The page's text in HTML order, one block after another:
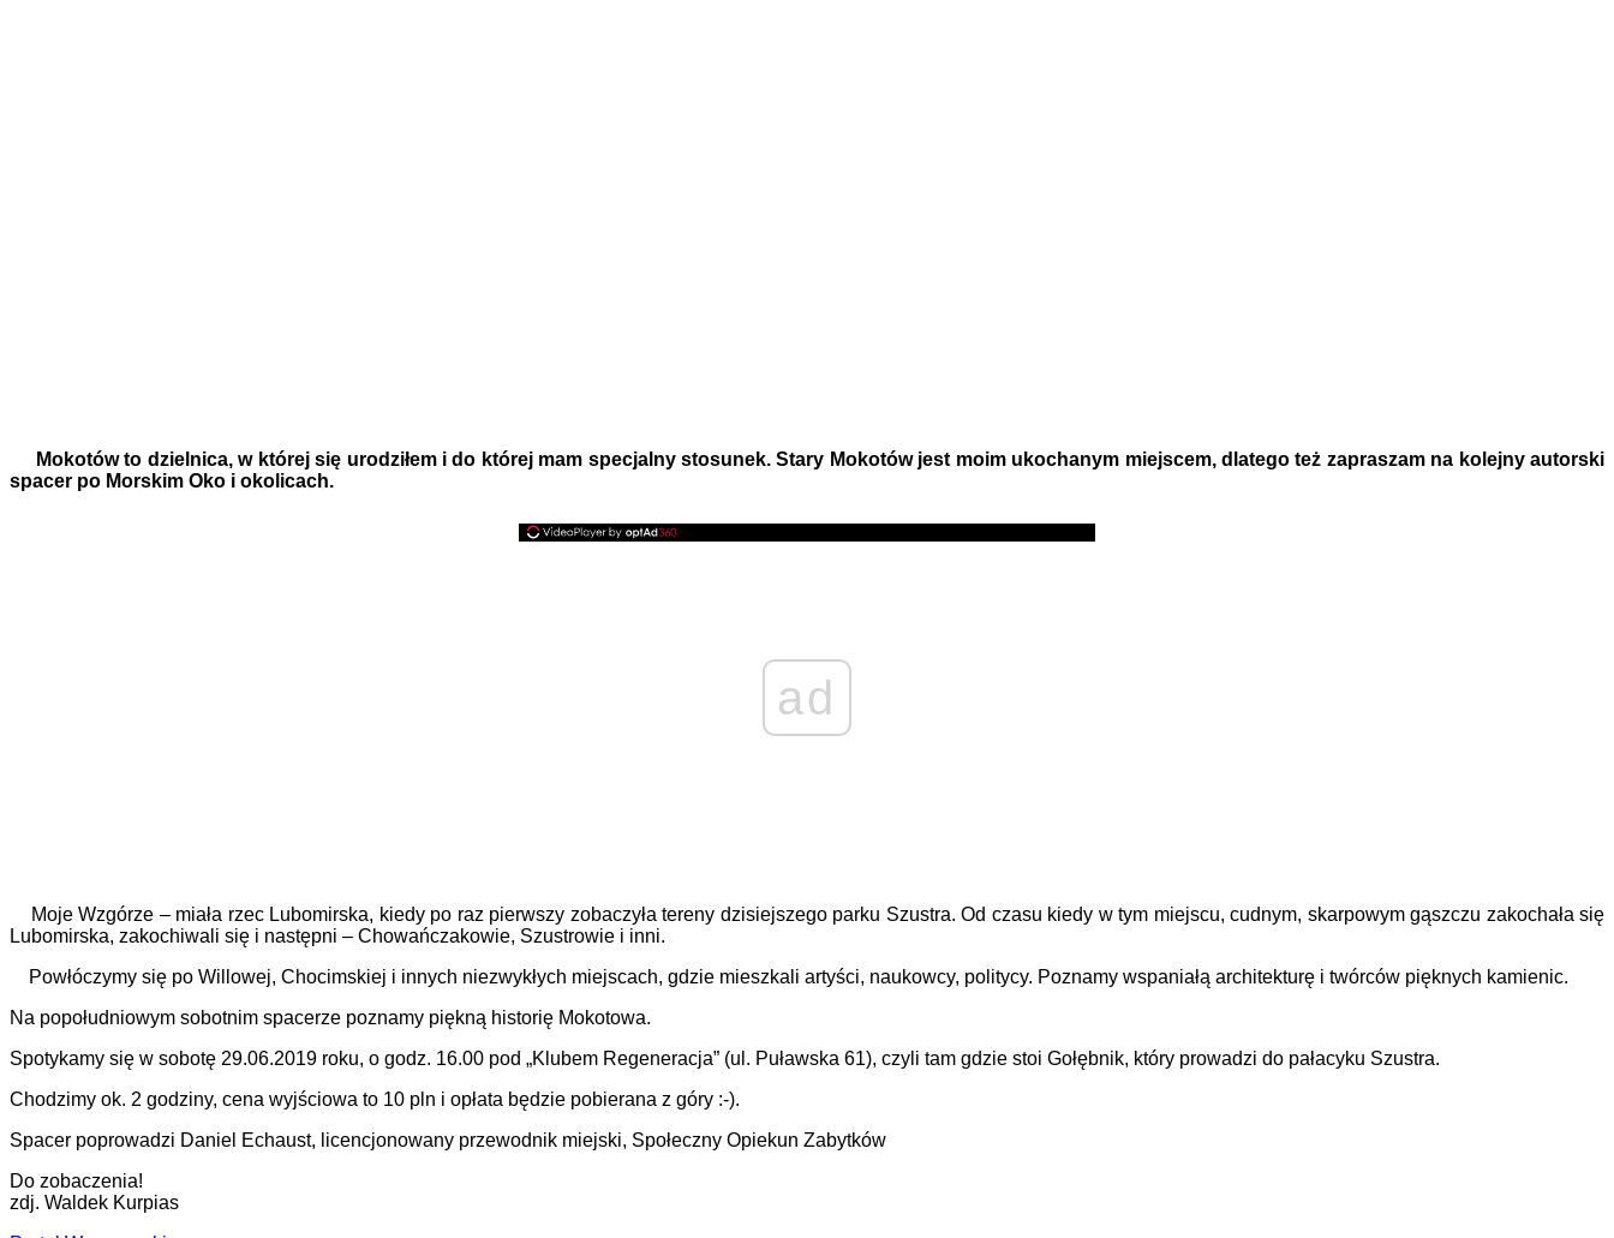
Mokotów to dzielnica, w której się urodziłem i do której mam specjalny stosunek. Stary Mokotów jest moim ukochanym miejscem, dlatego też zapraszam na kolejny autorski
spacer po Morskim Oko i okolicach.
ad
Moje Wzgórze – miała rzec Lubomirska, kiedy po raz pierwszy zobaczyła tereny dzisiejszego parku Szustra. Od czasu kiedy w tym miejscu, cudnym, skarpowym gąszczu zakochała się
Lubomirska, zakochiwali się i następni – Chowańczakowie, Szustrowie i inni.
Powłóczymy się po Willowej, Chocimskiej i innych niezwykłych miejscach, gdzie mieszkali artyści, naukowcy, politycy. Poznamy wspaniałą architekturę i twórców pięknych kamienic.
Na popołudniowym sobotnim spacerze poznamy piękną historię Mokotowa.
Spotykamy się w sobotę 29.06.2019 roku, o godz. 16.00 pod „Klubem Regeneracja” (ul. Puławska 61), czyli tam gdzie stoi Gołębnik, który prowadzi do pałacyku Szustra.
Chodzimy ok. 2 godziny, cena wyjściowa to 10 pln i opłata będzie pobierana z góry :-).
Spacer poprowadzi Daniel Echaust, licencjonowany przewodnik miejski, Społeczny Opiekun Zabytków
Do zobaczenia!
zdj. Waldek Kurpias